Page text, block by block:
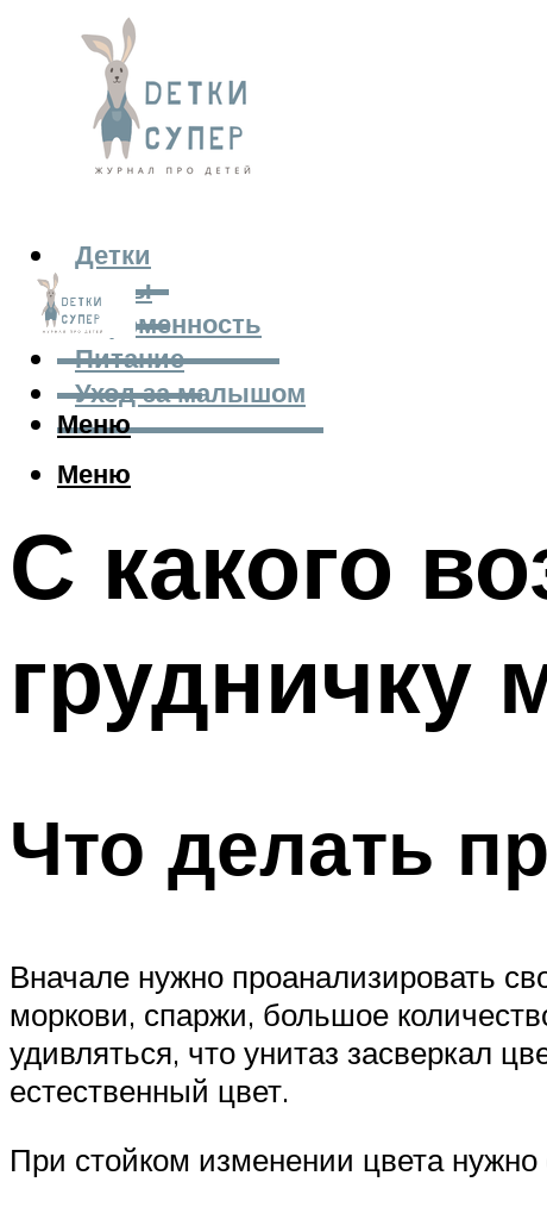
Детки
Мамы
Беременность
Питание
Уход за малышом
Меню
Меню
С какого
грудничку
Что делать
Вначале нужно проанализировать
моркови, спаржи, большое
удивляться, что унитаз засверкал
естественный цвет.
При стойком изменении цвета